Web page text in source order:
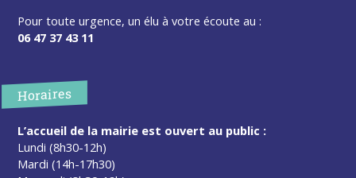
Pour toute urgence, un élu à votre écoute au :
06 47 37 43 11
Horaires
L’accueil de la mairie est ouvert au public :
Lundi (8h30-12h)
Mardi (14h-17h30)